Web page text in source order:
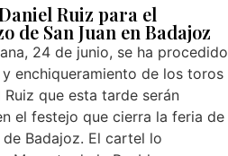
Ruiz para el
de San Juan en Badajoz
24 de junio, se ha procedido
enchiqueramiento de los toros
Ruiz que esta tarde serán
el festejo que cierra la feria de
de Badajoz. El cartel lo